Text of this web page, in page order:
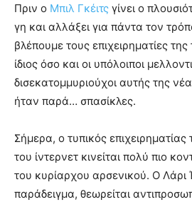
Πριν ο Μπιλ Γκέιτς γίνει ο
γη και αλλάξει για πάντα τον
βλέπουμε τους επιχειρηματίες
ίδιος όσο και οι υπόλοιποι
δισεκατομμυριούχοι αυτής της
ήταν παρά… σπασίκλες.
Σήμερα, ο τυπικός επιχειρηματίας
του ίντερνετ κινείται πολύ πιο
του κυρίαρχου αρσενικού. Ο Λάρι
παράδειγμα, θεωρείται